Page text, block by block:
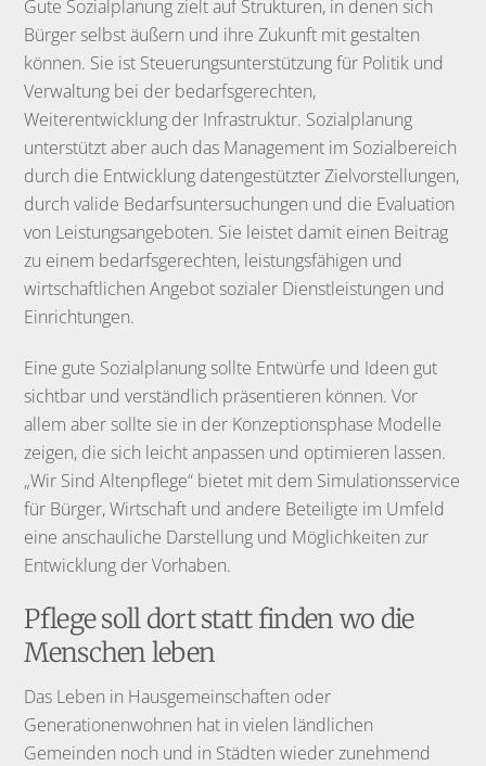
Gute Sozialplanung zielt auf Strukturen, in denen sich
Bürger selbst äußern und ihre Zukunft mit gestalten
können. Sie ist Steuerungsunterstützung für Politik und
Verwaltung bei der bedarfsgerechten,
Weiterentwicklung der Infrastruktur. Sozialplanung
unterstützt aber auch das Management im Sozialbereich
durch die Entwicklung datengestützter Zielvorstellungen,
durch valide Bedarfsuntersuchungen und die Evaluation
von Leistungsangeboten. Sie leistet damit einen Beitrag
zu einem bedarfsgerechten, leistungsfähigen und
wirtschaftlichen Angebot sozialer Dienstleistungen und
Einrichtungen.
Eine gute Sozialplanung sollte Entwürfe und Ideen gut
sichtbar und verständlich präsentieren können. Vor
allem aber sollte sie in der Konzeptionsphase Modelle
zeigen, die sich leicht anpassen und optimieren lassen.
„Wir Sind Altenpflege“ bietet mit dem Simulationsservice
für Bürger, Wirtschaft und andere Beteiligte im Umfeld
eine anschauliche Darstellung und Möglichkeiten zur
Entwicklung der Vorhaben.
Pflege soll dort statt finden wo die
Menschen leben
Das Leben in Hausgemeinschaften oder
Generationenwohnen hat in vielen ländlichen
Gemeinden noch und in Städten wieder zunehmend